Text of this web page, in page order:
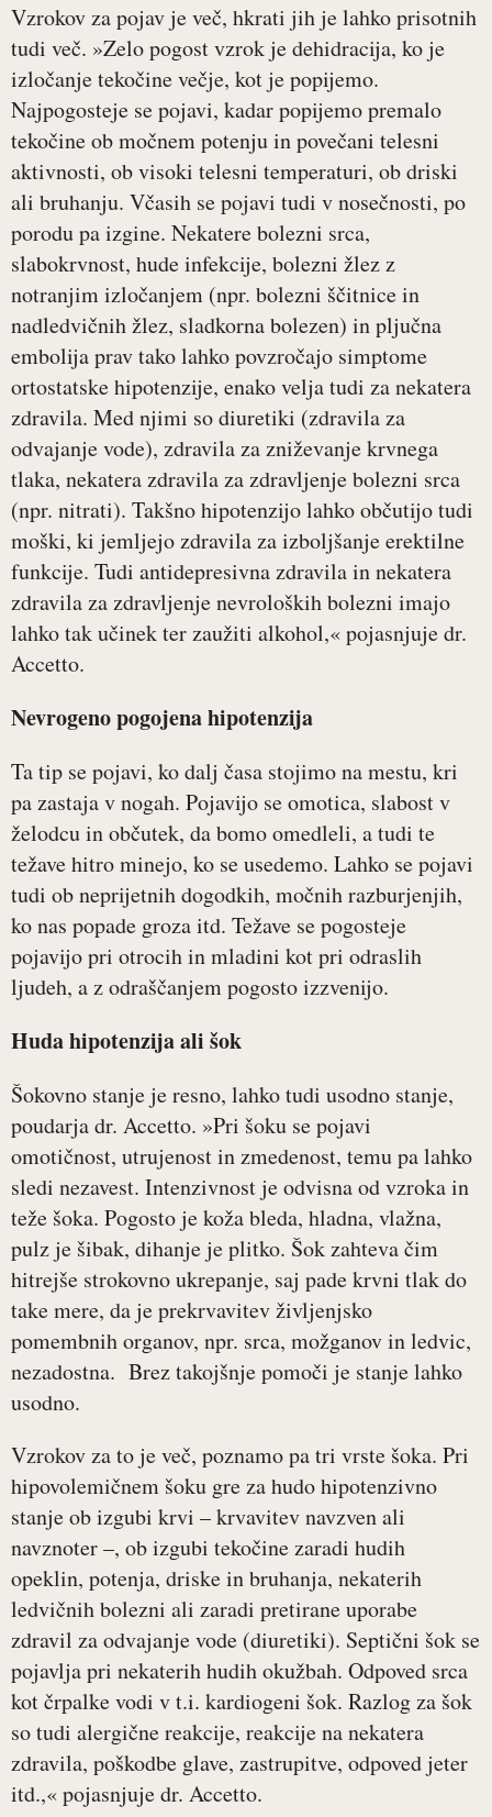
Vzrokov za pojav je več, hkrati jih je lahko prisotnih
tudi več. »Zelo pogost vzrok je dehidracija, ko je
izločanje tekočine večje, kot je popijemo.
Najpogosteje se pojavi, kadar popijemo premalo
tekočine ob močnem potenju in povečani telesni
aktivnosti, ob visoki telesni temperaturi, ob driski
ali bruhanju. Včasih se pojavi tudi v nosečnosti, po
porodu pa izgine. Nekatere bolezni srca,
slabokrvnost, hude infekcije, bolezni žlez z
notranjim izločanjem (npr. bolezni ščitnice in
nadledvičnih žlez, sladkorna bolezen) in pljučna
embolija prav tako lahko povzročajo simptome
ortostatske hipotenzije, enako velja tudi za nekatera
zdravila. Med njimi so diuretiki (zdravila za
odvajanje vode), zdravila za zniževanje krvnega
tlaka, nekatera zdravila za zdravljenje bolezni srca
(npr. nitrati). Takšno hipotenzijo lahko občutijo tudi
moški, ki jemljejo zdravila za izboljšanje erektilne
funkcije. Tudi antidepresivna zdravila in nekatera
zdravila za zdravljenje nevroloških bolezni imajo
lahko tak učinek ter zaužiti alkohol,« pojasnjuje dr.
Accetto.
Nevrogeno pogojena hipotenzija
Ta tip se pojavi, ko dalj časa stojimo na mestu, kri
pa zastaja v nogah. Pojavijo se omotica, slabost v
želodcu in občutek, da bomo omedleli, a tudi te
težave hitro minejo, ko se usedemo. Lahko se pojavi
tudi ob neprijetnih dogodkih, močnih razburjenjih,
ko nas popade groza itd. Težave se pogosteje
pojavijo pri otrocih in mladini kot pri odraslih
ljudeh, a z odraščanjem pogosto izzvenijo.
Huda hipotenzija ali šok
Šokovno stanje je resno, lahko tudi usodno stanje,
poudarja dr. Accetto. »Pri šoku se pojavi
omotičnost, utrujenost in zmedenost, temu pa lahko
sledi nezavest. Intenzivnost je odvisna od vzroka in
teže šoka. Pogosto je koža bleda, hladna, vlažna,
pulz je šibak, dihanje je plitko. Šok zahteva čim
hitrejše strokovno ukrepanje, saj pade krvni tlak do
take mere, da je prekrvavitev življenjsko
pomembnih organov, npr. srca, možganov in ledvic,
nezadostna. Brez takojšnje pomoči je stanje lahko
usodno.
Vzrokov za to je več, poznamo pa tri vrste šoka. Pri
hipovolemičnem šoku gre za hudo hipotenzivno
stanje ob izgubi krvi – krvavitev navzven ali
navznoter –, ob izgubi tekočine zaradi hudih
opeklin, potenja, driske in bruhanja, nekaterih
ledvičnih bolezni ali zaradi pretirane uporabe
zdravil za odvajanje vode (diuretiki). Septični šok se
pojavlja pri nekaterih hudih okužbah. Odpoved srca
kot črpalke vodi v t.i. kardiogeni šok. Razlog za šok
so tudi alergične reakcije, reakcije na nekatera
zdravila, poškodbe glave, zastrupitve, odpoved jeter
itd.,« pojasnjuje dr. Accetto.